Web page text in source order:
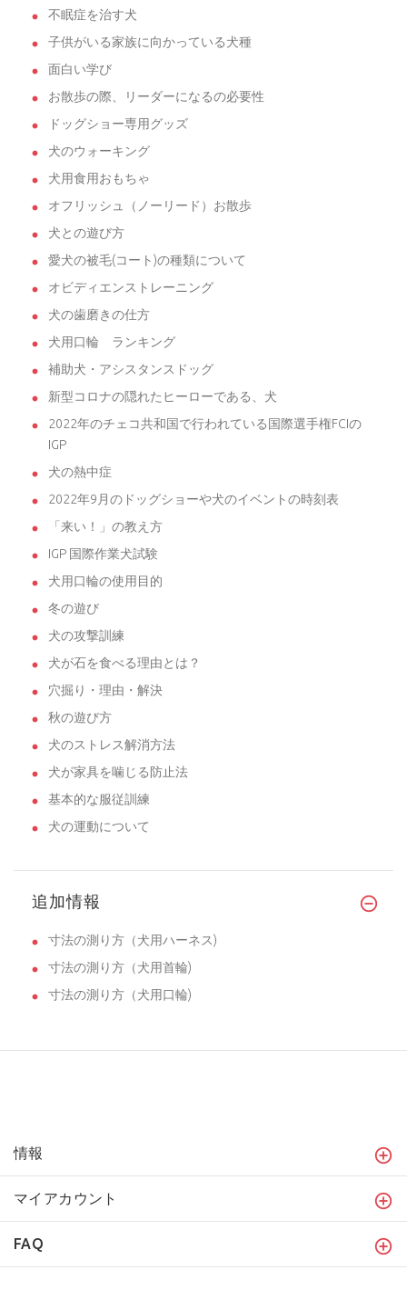
不眠症を治す犬
子供がいる家族に向かっている犬種
面白い学び
お散歩の際、リーダーになるの必要性
ドッグショー専用グッズ
犬のウォーキング
犬用食用おもちゃ
オフリッシュ（ノーリード）お散歩
犬との遊び方
愛犬の被毛(コート)の種類について
オビディエンストレーニング
犬の歯磨きの仕方
犬用口輪 ランキング
補助犬・アシスタンスドッグ
新型コロナの隠れたヒーローである、犬
2022年のチェコ共和国で行われている国際選手権FCIの
IGP
犬の熱中症
2022年9月のドッグショーや犬のイベントの時刻表
「来い！」の教え方
IGP 国際作業犬試験
犬用口輪の使用目的
冬の遊び
犬の攻撃訓練
犬が石を食べる理由とは？
穴掘り・理由・解決
秋の遊び方
犬のストレス解消方法
犬が家具を噛じる防止法
基本的な服従訓練
犬の運動について
追加情報
寸法の測り方（犬用ハーネス)
寸法の測り方（犬用首輪)
寸法の測り方（犬用口輪)
情報
マイアカウント
FAQ